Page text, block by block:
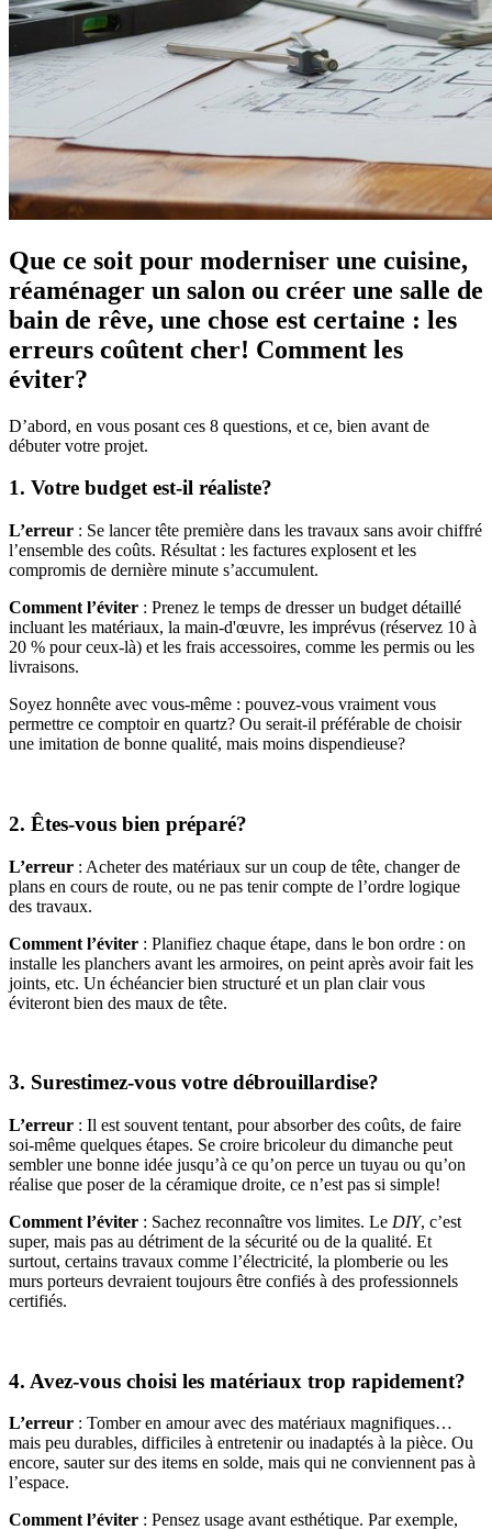
Que ce soit pour moderniser une cuisine,
réaménager un salon ou créer une salle de
bain de rêve, une chose est certaine : les
erreurs coûtent cher! Comment les
éviter?
D’abord, en vous posant ces 8 questions, et ce, bien avant de
débuter votre projet.
1. Votre budget est-il réaliste?
L’erreur : Se lancer tête première dans les travaux sans avoir chiffré
l’ensemble des coûts. Résultat : les factures explosent et les
compromis de dernière minute s’accumulent.
Comment l’éviter : Prenez le temps de dresser un budget détaillé
incluant les matériaux, la main-d'œuvre, les imprévus (réservez 10 à
20 % pour ceux-là) et les frais accessoires, comme les permis ou les
livraisons.
Soyez honnête avec vous-même : pouvez-vous vraiment vous
permettre ce comptoir en quartz? Ou serait-il préférable de choisir
une imitation de bonne qualité, mais moins dispendieuse?
2. Êtes-vous bien préparé?
L’erreur : Acheter des matériaux sur un coup de tête, changer de
plans en cours de route, ou ne pas tenir compte de l’ordre logique
des travaux.
Comment l’éviter : Planifiez chaque étape, dans le bon ordre : on
installe les planchers avant les armoires, on peint après avoir fait les
joints, etc. Un échéancier bien structuré et un plan clair vous
éviteront bien des maux de tête.
3. Surestimez-vous votre débrouillardise?
L’erreur : Il est souvent tentant, pour absorber des coûts, de faire
soi-même quelques étapes. Se croire bricoleur du dimanche peut
sembler une bonne idée jusqu’à ce qu’on perce un tuyau ou qu’on
réalise que poser de la céramique droite, ce n’est pas si simple!
Comment l’éviter : Sachez reconnaître vos limites. Le DIY, c’est
super, mais pas au détriment de la sécurité ou de la qualité. Et
surtout, certains travaux comme l’électricité, la plomberie ou les
murs porteurs devraient toujours être confiés à des professionnels
certifiés.
4. Avez-vous choisi les matériaux trop rapidement?
L’erreur : Tomber en amour avec des matériaux magnifiques…
mais peu durables, difficiles à entretenir ou inadaptés à la pièce. Ou
encore, sauter sur des items en solde, mais qui ne conviennent pas à
l’espace.
Comment l’éviter : Pensez usage avant esthétique. Par exemple,